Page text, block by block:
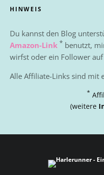
HINWEIS
Du kannst den Blog
Amazon-Link * benutzt,
wirfst oder ein Follower auf
Alle Affiliate-Links sind mit
*
(weitere